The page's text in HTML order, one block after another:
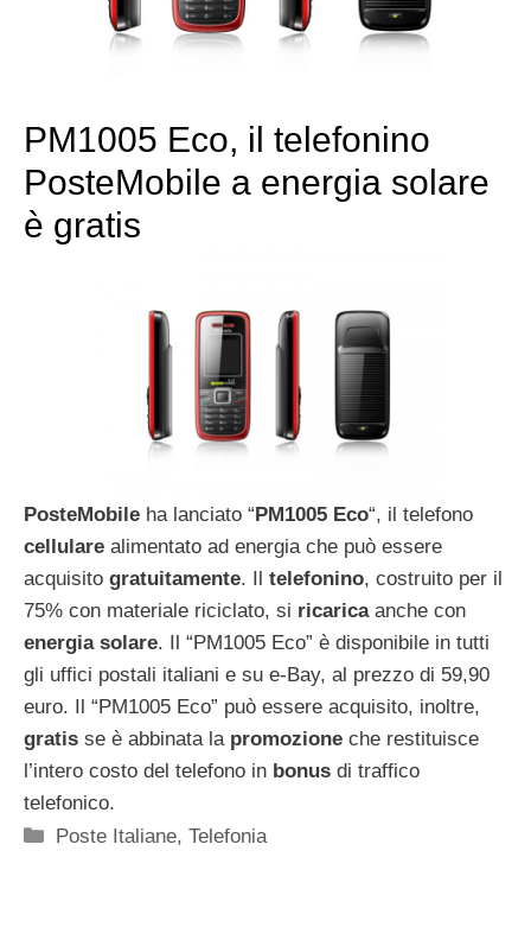
PM1005 Eco, il telefonino
PosteMobile a energia solare
è gratis
PosteMobile ha lanciato “PM1005 Eco“, il telefono
cellulare alimentato ad energia che può essere
acquisito gratuitamente. Il telefonino, costruito per il
75% con materiale riciclato, si ricarica anche con
energia solare. Il “PM1005 Eco” è disponibile in tutti
gli uffici postali italiani e su e-Bay, al prezzo di 59,90
euro. Il “PM1005 Eco” può essere acquisito, inoltre,
gratis se è abbinata la promozione che restituisce
l’intero costo del telefono in bonus di traffico
telefonico.
Categorie
Poste Italiane,Telefonia